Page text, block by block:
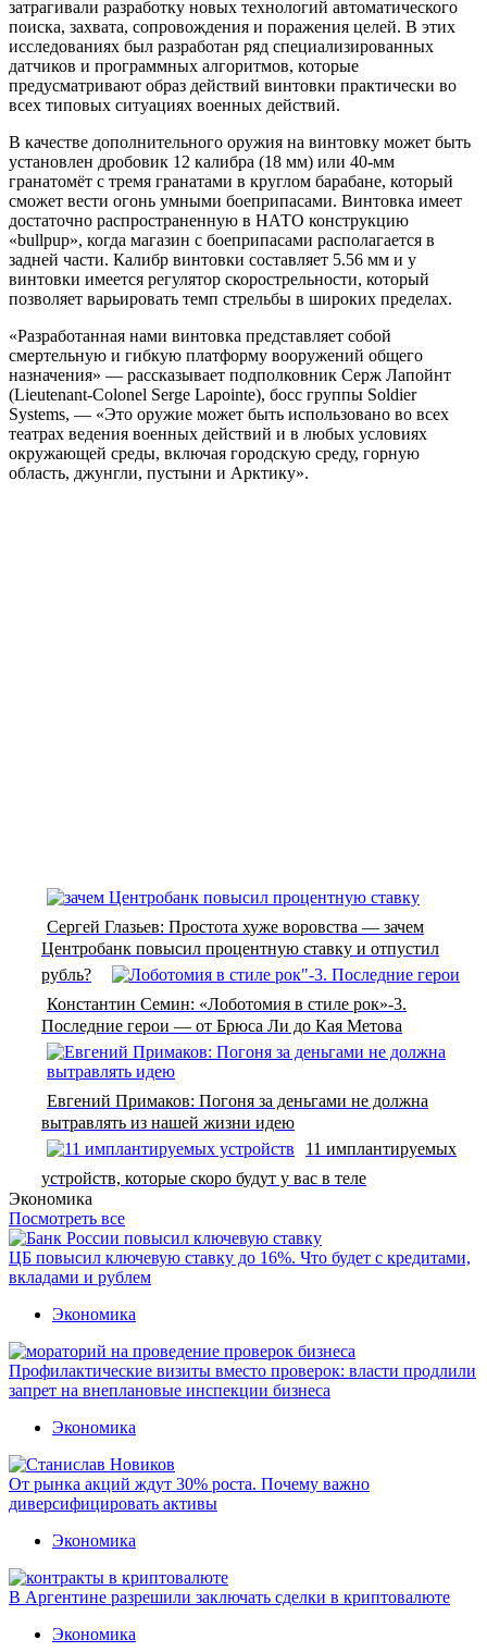
затрагивали разработку новых технологий автоматического
поиска, захвата, сопровождения и поражения целей. В этих
исследованиях был разработан ряд специализированных
датчиков и программных алгоритмов, которые
предусматривают образ действий винтовки практически во
всех типовых ситуациях военных действий.
В качестве дополнительного оружия на винтовку может быть
установлен дробовик 12 калибра (18 мм) или 40-мм
гранатомёт с тремя гранатами в круглом барабане, который
сможет вести огонь умными боеприпасами. Винтовка имеет
достаточно распространенную в НАТО конструкцию
«bullpup», когда магазин с боеприпасами располагается в
задней части. Калибр винтовки составляет 5.56 мм и у
винтовки имеется регулятор скорострельности, который
позволяет варьировать темп стрельбы в широких пределах.
«Разработанная нами винтовка представляет собой
смертельную и гибкую платформу вооружений общего
назначения» — рассказывает подполковник Серж Лапойнт
(Lieutenant-Colonel Serge Lapointe), босс группы Soldier
Systems, — «Это оружие может быть использовано во всех
театрах ведения военных действий и в любых условиях
окружающей среды, включая городскую среду, горную
область, джунгли, пустыни и Арктику».
Сергей Глазьев: Простота хуже воровства — зачем
Центробанк повысил процентную ставку и отпустил
рубль?
Константин Семин: «Лоботомия в стиле рок»-3.
Последние герои — от Брюса Ли до Кая Метова
Евгений Примаков: Погоня за деньгами не должна
вытравлять из нашей жизни идею
11 имплантируемых
устройств, которые скоро будут у вас в теле
Экономика
Посмотреть все
ЦБ повысил ключевую ставку до 16%. Что будет с кредитами,
вкладами и рублем
Экономика
Профилактические визиты вместо проверок: власти продлили
запрет на внеплановые инспекции бизнеса
Экономика
От рынка акций ждут 30% роста. Почему важно
диверсифицировать активы
Экономика
В Аргентине разрешили заключать сделки в криптовалюте
Экономика